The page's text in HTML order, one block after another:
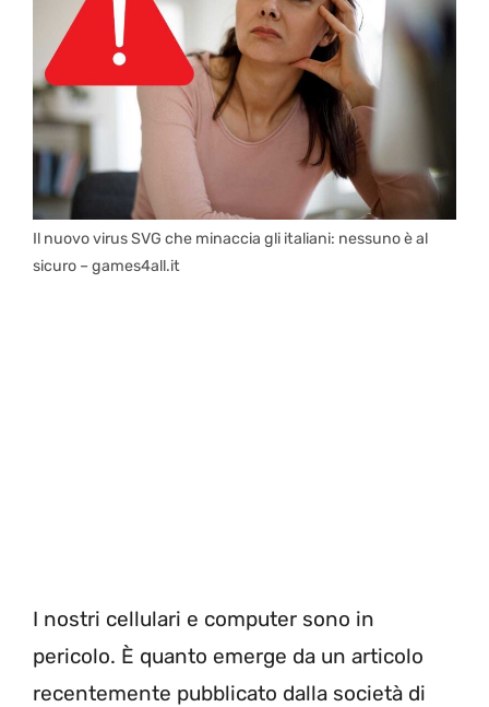
Il nuovo virus SVG che minaccia gli italiani: nessuno è al
sicuro – games4all.it
I nostri cellulari e computer sono in
pericolo. È quanto emerge da un articolo
recentemente pubblicato dalla società di